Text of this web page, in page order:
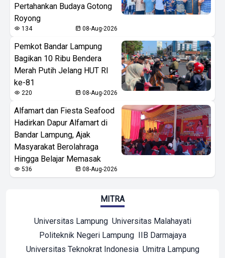
Pertahankan Budaya Gotong
Royong
134 08-Aug-2026
Pemkot Bandar Lampung
Bagikan 10 Ribu Bendera
Merah Putih Jelang HUT RI
ke-81
220 08-Aug-2026
Alfamart dan Fiesta Seafood
Hadirkan Dapur Alfamart di
Bandar Lampung, Ajak
Masyarakat Berolahraga
Hingga Belajar Memasak
536 08-Aug-2026
MITRA
Universitas Lampung Universitas Malahayati
Politeknik Negeri Lampung
IIB Darmajaya
Universitas Teknokrat Indonesia Umitra Lampung